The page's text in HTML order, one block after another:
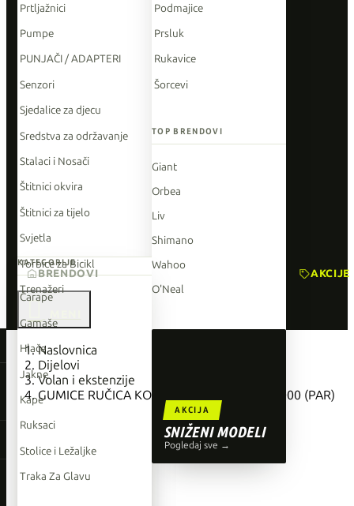
Prtljažnici
Pumpe
PUNJAČI / ADAPTERI
Senzori
Sjedalice za djecu
Sredstva za održavanje
Stalaci i Nosači
Štitnici okvira
Štitnici za tijelo
Svjetla
Torbice za Bicikl
Trenažeri
Giant
Orbea
Liv
Shimano
Wahoo
Podmajice
Prsluk
Rukavice
Šorcevi
TOP BRENDOVI
Giant
Orbea
Liv
Shimano
Wahoo
O'Neal
AKCIJA
SNIŽENI MODELI
Pogledaj sve →
KATEGORIJE
Čarape
Gamaše
Hlače
Jakne
Kape
Ruksaci
Stolice i Ležaljke
Traka Za Glavu
BRENDOVI AKCIJE

Naslovnica
Dijelovi
Volan i ekstenzije
GUMICE RUČICA KOČNICE SHIMANO ST-R8000 (PAR)